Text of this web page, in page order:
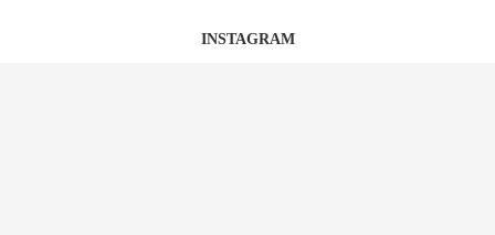
INSTAGRAM